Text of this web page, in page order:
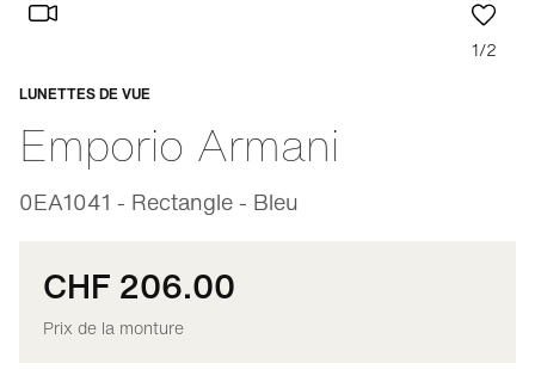
1/2
LUNETTES DE VUE
Emporio Armani
0EA1041 - Rectangle - Bleu
Adaptable
CHF 206.00
Prix de la monture